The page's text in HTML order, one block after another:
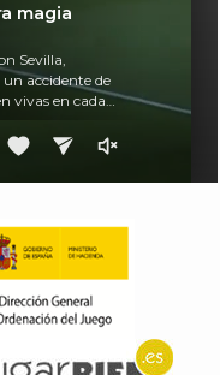
magia
Sevilla,
accidente de
vivas en cada